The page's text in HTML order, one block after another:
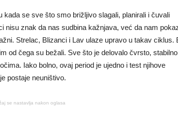
kada se sve što smo brižljivo slagali, planirali i čuvali
nisu znak da nas sudbina kažnjava, već da nam
Strelac, Blizanci i Lav ulaze upravo u takav ciklus.
od čega su bežali. Sve što je delovalo čvrsto,
Iako bolno, ovaj period je ujedno i test njihove
postaje neuništivo.
se nastavlja nakon oglasa